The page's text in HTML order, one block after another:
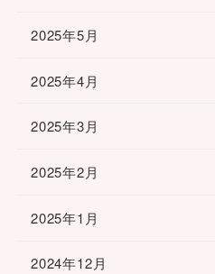
2025年5月
2025年4月
2025年3月
2025年2月
2025年1月
2024年12月